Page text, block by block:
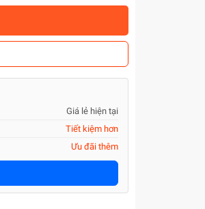
Giá lẻ hiện tại
Tiết kiệm hơn
Ưu đãi thêm